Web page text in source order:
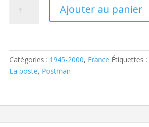
1710**
Ajouter au panier
Catégories : 1945-2000, France Étiquettes :
La poste, Postman